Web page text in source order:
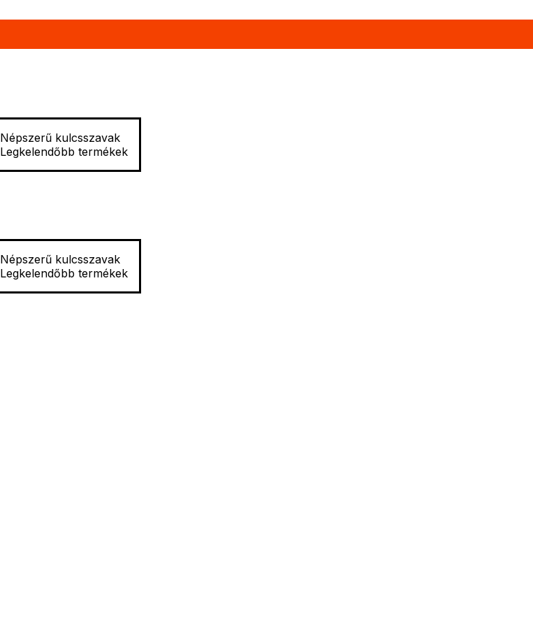
Népszerű kulcsszavak
Legkelendőbb termékek
Népszerű kulcsszavak
Legkelendőbb termékek